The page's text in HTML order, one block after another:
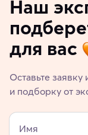
Наш
для вас
Оставьте заявку
и подборку от
Имя